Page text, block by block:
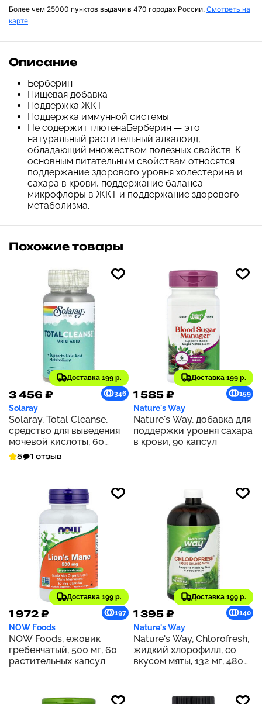
Более чем 25000 пунктов выдачи в 470 городах России. Смотреть на
карте
Описание
Берберин
Пищевая добавка
Поддержка ЖКТ
Поддержка иммунной системы
Не содержит глютенаБерберин — это
натуральный растительный алкалоид,
обладающий множеством полезных свойств. К
основным питательным свойствам относятся
поддержание здорового уровня холестерина и
сахара в крови, поддержание баланса
микрофлоры в ЖКТ и поддержание здорового
метаболизма.
Похожие товары
Доставка 199 р.
3 456 ₽ 346
Solaray
Solaray, Total Cleanse,
средство для выведения
мочевой кислоты, 60
растительных капсул
5 1 отзыв
Доставка 199 р.
1 585 ₽ 159
Nature's Way
Nature's Way, добавка для
поддержки уровня сахара
в крови, 90 капсул
Доставка 199 р.
1 972 ₽ 197
NOW Foods
NOW Foods, ежовик
гребенчатый, 500 мг, 60
растительных капсул
Доставка 199 р.
1 395 ₽ 140
Nature's Way
Nature's Way, Chlorofresh,
жидкий хлорофилл, со
вкусом мяты, 132 мг, 480